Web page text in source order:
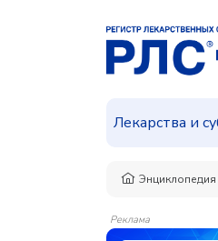
Лекарства и
Реклама